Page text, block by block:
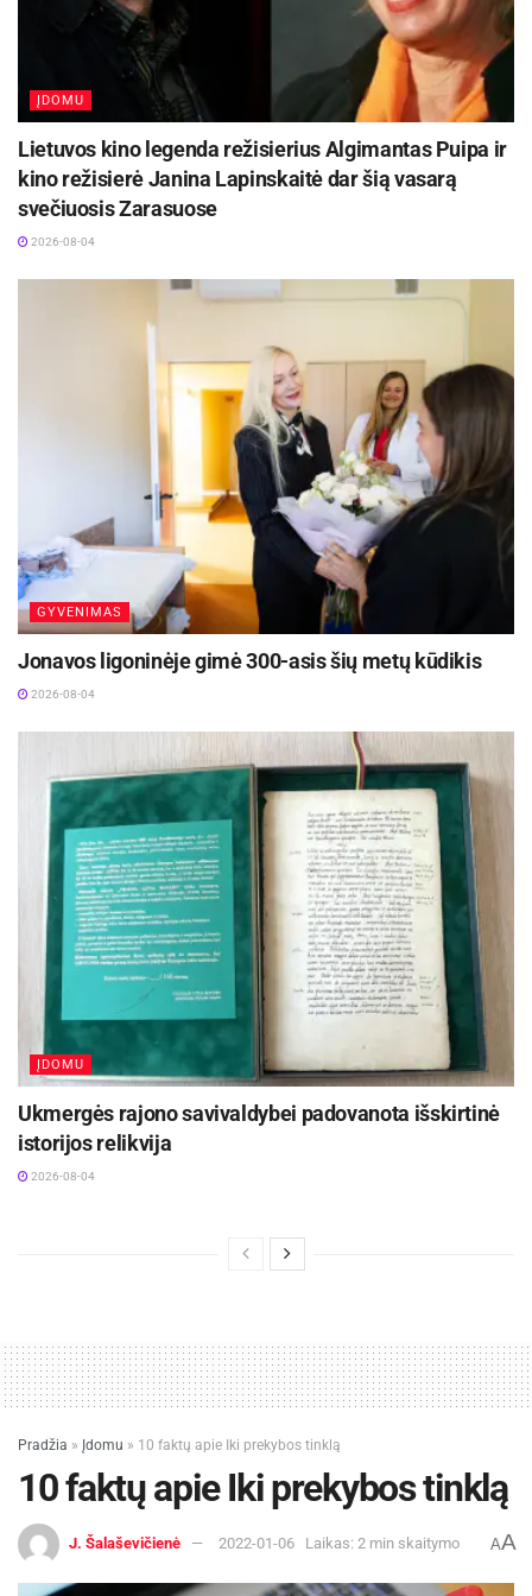
vėžys, tuo tarpu jei vėžys aptinkamas ankstvojoje
stadijoje ir yra lengvai pagydomas, jūsų lauktų
dešimtadalis draudimo sumos.
ĮDOMU
Lietuvos kino legenda režisierius Algimantas Puipa ir
kino režisierė Janina Lapinskaitė dar šią vasarą
svečiuosis Zarasuose
2026-08-04
GYVENIMAS
Jonavos ligoninėje gimė 300-asis šių metų kūdikis
2026-08-04
ĮDOMU
Ukmergės rajono savivaldybei padovanota išskirtinė
istorijos relikvija
2026-08-04
Pradžia » Įdomu » 10 faktų apie Iki prekybos tinklą
10 faktų apie Iki prekybos tinklą
J. Šalaševičienė 2022-01-06 Laikas: 2 min skaitymo AA